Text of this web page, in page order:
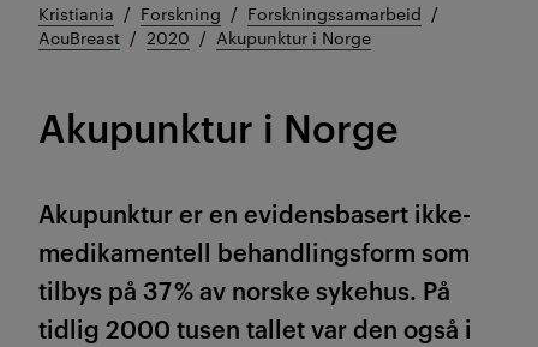
Kristiania Forskning
Forskningssamarbeid
AcuBreast
2020 Akupunktur i Norge
Akupunktur i Norge
Akupunktur er en evidensbasert ikke-
medikamentell behandlingsform som
tilbys på 37 % av norske sykehus. På
tidlig 2000 tusen tallet var den også i